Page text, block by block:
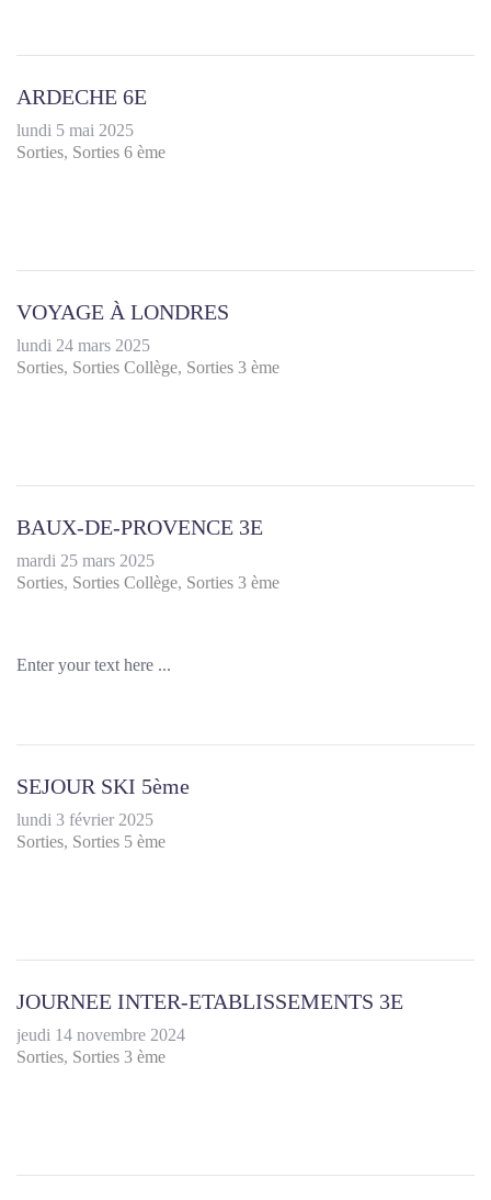
ARDECHE 6E
lundi 5 mai 2025
Sorties Sorties 6 ème
VOYAGE À LONDRES
lundi 24 mars 2025
Sorties Sorties Collège Sorties 3 ème
BAUX-DE-PROVENCE 3E
mardi 25 mars 2025
Sorties Sorties Collège Sorties 3 ème
Enter your text here ...
SEJOUR SKI 5ème
lundi 3 février 2025
Sorties Sorties 5 ème
JOURNEE INTER-ETABLISSEMENTS 3E
jeudi 14 novembre 2024
Sorties Sorties 3 ème